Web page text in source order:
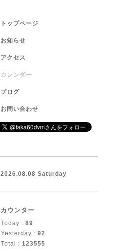
トップページ
お知らせ
アクセス
カレンダー
ブログ
お問い合わせ
2026.08.08 Saturday
カウンター
Today : 89
Yesterday : 92
Total : 123555